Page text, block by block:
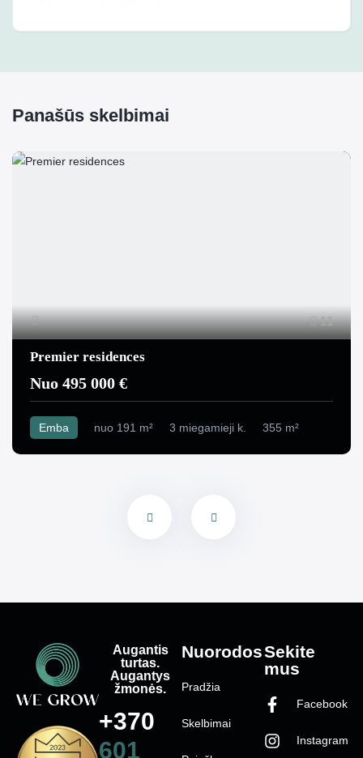
Panašūs skelbimai
11
Premier residences
Nuo 495 000 €
Emba nuo 191 m² 3 miegamieji k. 355 m²
Nuorodos
Pradžia
Skelbimai
Sekite
mus
Facebook
Instagram
Augantis
turtas.
Augantys
žmonės.
+370
601